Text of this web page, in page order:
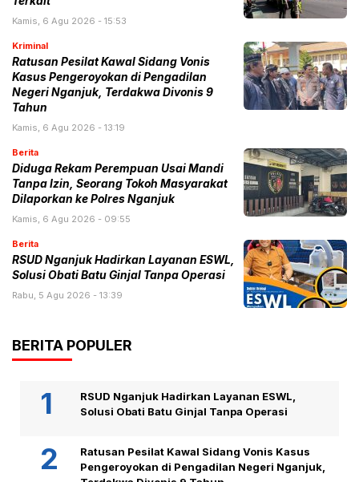
Kamis, 6 Agu 2026 - 15:53
Kriminal
Ratusan Pesilat Kawal Sidang Vonis
Kasus Pengeroyokan di Pengadilan
Negeri Nganjuk, Terdakwa Divonis 9
Tahun
Kamis, 6 Agu 2026 - 13:19
Berita
Diduga Rekam Perempuan Usai Mandi
Tanpa Izin, Seorang Tokoh Masyarakat
Dilaporkan ke Polres Nganjuk
Kamis, 6 Agu 2026 - 09:55
Berita
RSUD Nganjuk Hadirkan Layanan ESWL,
Solusi Obati Batu Ginjal Tanpa Operasi
Rabu, 5 Agu 2026 - 13:39
BERITA POPULER
RSUD Nganjuk Hadirkan Layanan ESWL,
Solusi Obati Batu Ginjal Tanpa Operasi
Ratusan Pesilat Kawal Sidang Vonis Kasus
Pengeroyokan di Pengadilan Negeri Nganjuk,